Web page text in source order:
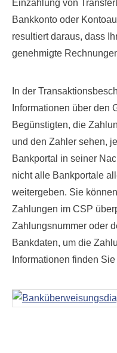
Einzahlung von
Bankkonto oder
resultiert daraus, dass
genehmigte
In der
Informationen über den
Begünstigten, die
und den Zahler sehen,
Bankportal in seiner
nicht alle Bankportale
weitergeben. Sie
Zahlungen im CSP
Zahlungsnummer oder
Bankdaten, um die
Informationen finden